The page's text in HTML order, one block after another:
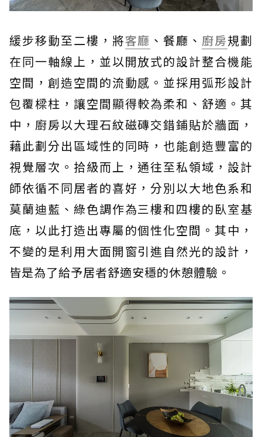
緩步移動至二樓，將客廳 、餐廳、 廚房規劃
在同一軸線上，並以開放式的設計整合機能
空間，創造空間的流動感。並採用弧形設計
包覆樑柱，讓空間顯得較為柔和、舒適。其
中，廚房以大理石紋磁磚交錯鋪貼於牆面，
藉此劃分出區域性的同時，也能創造豐富的
視覺層次。拾級而上，通往至私領域，設計
師依循不同居者的喜好，分別以大地色系和
莫蘭迪藍、綠色調作為三樓和四樓的臥室基
底，以此打造出專屬的個性化空間。其中，
不變的是利用大面開窗引進自然光的設計，
皆是為了給予居者舒適安穩的休憩體驗。